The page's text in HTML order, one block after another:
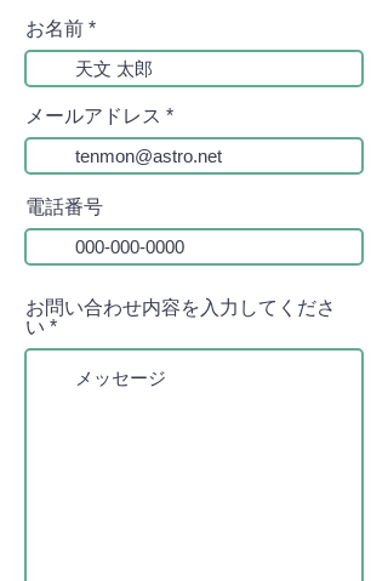
お名前
メールアドレス
電話番号
お問い合わせ内容を入力してくださ
い